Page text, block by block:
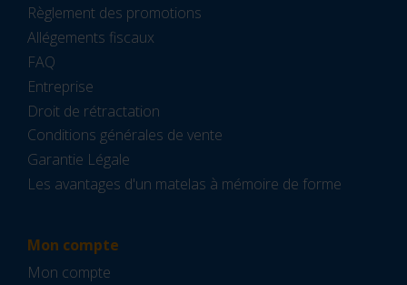
Règlement des promotions
Allégements fiscaux
FAQ
Entreprise
Droit de rétractation
Conditions générales de vente
Garantie Légale
Les avantages d'un matelas à mémoire de forme
Mon compte
Mon compte